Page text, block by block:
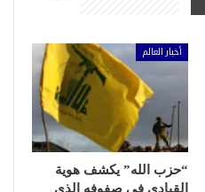
أخبار العالم
“حزب الله” يكشف هوية
القيادي في صفوفه الذي